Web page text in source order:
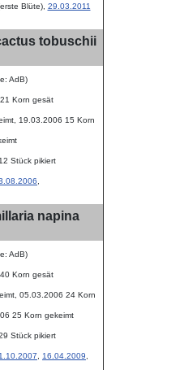
Blüte), 29.03.2011
tobuschii
AdB)
Korn gesät
19.03.2006 15 Korn
Stück pikiert
napina
AdB)
Korn gesät
05.03.2006 24 Korn
25 Korn gekeimt
Stück pikiert
16.04.2009